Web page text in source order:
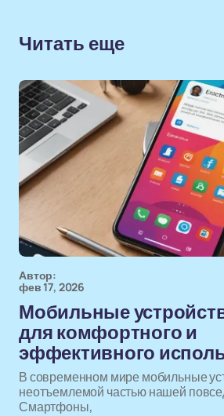
Читать еще
Автор:
фев 17, 2026
Мобильные
для комфортного и
эффективного
В современном мире мобильные
неотъемлемой частью нашей
Смартфоны,